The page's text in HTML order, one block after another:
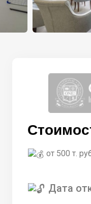
от 500 т.
Дата